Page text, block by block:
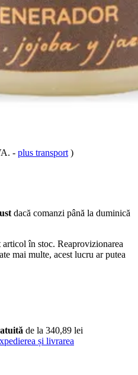
- plus transport )
dacă comanzi până la duminică
în stoc. Reaprovizionarea
mai multe, acest lucru ar putea
de la 340,89 lei
și livrarea